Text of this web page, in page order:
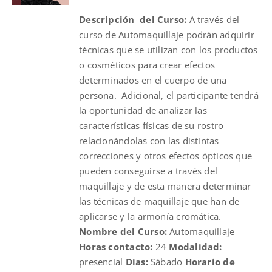
$100.00.$70.00.
Descripción del Curso: A través del
curso de Automaquillaje podrán adquirir
técnicas que se utilizan con los productos
o cosméticos para crear efectos
determinados en el cuerpo de una
persona. Adicional, el participante tendrá
la oportunidad de analizar las
características físicas de su rostro
relacionándolas con las distintas
correcciones y otros efectos ópticos que
pueden conseguirse a través del
maquillaje y de esta manera determinar
las técnicas de maquillaje que han de
aplicarse y la armonía cromática.
Nombre del Curso:Automaquillaje
Horas contacto: 24 Modalidad:
presencial Días:Sábado Horario de